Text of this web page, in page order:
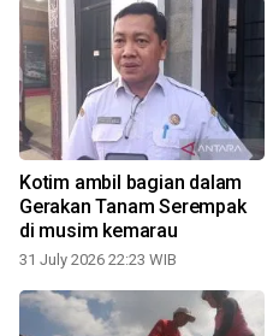
Kotim ambil bagian dalam
Gerakan Tanam Serempak
di musim kemarau
31 July 2026 22:23 WIB